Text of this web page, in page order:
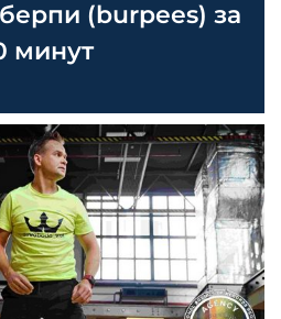
(burpees) за
минут